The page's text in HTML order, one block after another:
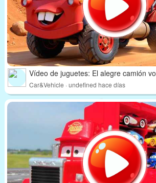
Vídeo de juguetes: El alegre camión
Car&Vehicle · undefined hace días